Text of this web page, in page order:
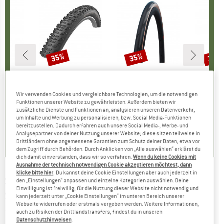
Preis
€
Produktgruppe
Fahrradreifen
Preis
39,95 €reduzierter Preis
25,97 €
0,0(0)
Rabatt
35%
Produktgruppe
Fahrradreifen
Preis
74,95 €reduzierter Preis
48,72 €
5,0(1)
Rabatt
35%
SCHWALBE - Racing Ralph Evo 29'' (54-622)
Sup. Ground FB TLE - Fahrradreifen
(0)
Wir verwenden Cookies und vergleichbare Technologien, um die notwendigen
Funktionen unserer Website zu gewährleisten. Außerdem bieten wir
zusätzliche Dienste und Funktionen an, analysieren unseren Datenverkehr,
um Inhalte und Werbung zu personalisieren, bzw. Social Media-Funktionen
bereitzustellen. Dadurch erfahren auch unsere Social Media-, Werbe- und
Analysepartner von deiner Nutzung unserer Website; diese sitzen teilweise in
Drittländern ohne angemessene Garantien zum Schutz deiner Daten, etwa vor
dem Zugriff durch Behörden. Durch Anklicken von „Alle auswählen“ erklärst du
dich damit einverstanden, dass wir so verfahren.Wenn du keine Cookies mit
Ausnahme der technisch notwendigen Cookie akzeptieren möchtest, dann
klicke bitte hier. Du kannst deine Cookie Einstellungen aber auch jederzeit in
den „Einstellungen“ anpassen und einzelne Kategorien auswählen. Deine
Einwilligung ist freiwillig, für die Nutzung dieser Website nicht notwendig und
kann jederzeit unter „Cookie Einstellungen“ im unteren Bereich unserer
Webseite widerrufen oder erstmals vergeben werden. Weitere Informationen,
auch zu Risiken der Drittlandstransfers, findest du in unseren
Datenschutzhinweisen.